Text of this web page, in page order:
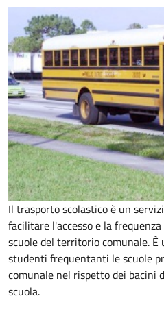
Il trasporto scolastico è un
facilitare l'accesso e la
scuole del territorio comunale. È
studenti frequentanti le scuole
comunale nel rispetto dei bacini
scuola.